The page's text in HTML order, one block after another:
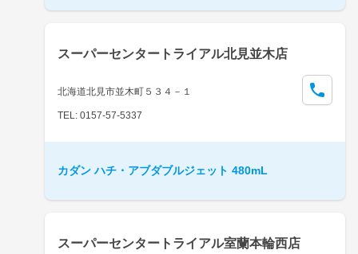
スーパーセンタートライアル北見並木店
北海道北見市並木町５３４－１
TEL: 0157-57-5337
カダン ハチ・アブダブルジェット 480mL
スーパーセンタートライアル室蘭本輪西店